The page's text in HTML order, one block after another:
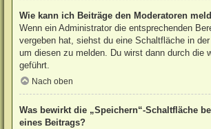
Wie kann ich Beiträge den Moderatoren
Wenn ein Administrator die entsprechenden
vergeben hat, siehst du eine Schaltfläche in der
um diesen zu melden. Du wirst dann durch die
geführt.
Nach oben
Was bewirkt die „Speichern“-Schaltfläche
eines Beitrags?